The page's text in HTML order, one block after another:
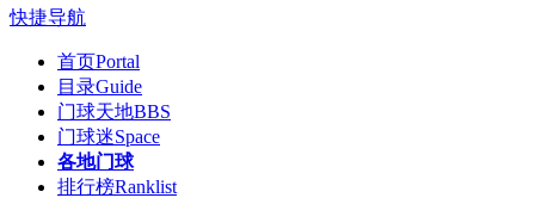
快捷导航
首页Portal
目录Guide
门球天地BBS
门球迷Space
各地门球
排行榜Ranklist